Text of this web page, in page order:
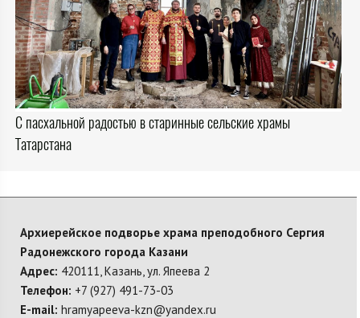
С пасхальной радостью в старинные сельские храмы
Татарстана
Архиерейское подворье храма преподобного Сергия
Радонежского города Казани
Адрес: 420111, Казань, ул. Япеева 2
Телефон: +7 (927) 491-73-03
E-mail: hramyapeeva-kzn@yandex.ru